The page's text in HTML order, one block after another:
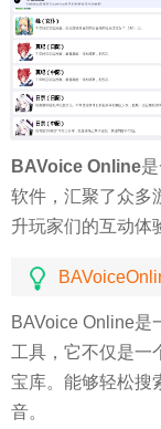
BAVoice Online
软件，汇聚了众多
升玩家们的互动体
BAVoice Online是
工具，它不仅是一
宝库。能够轻松搜
音。